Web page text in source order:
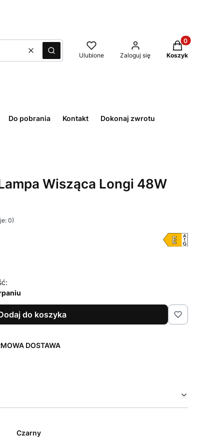
WyczyśćSzukaj Ulubione Zaloguj się
Produkty w
Koszyk
Do pobrania Kontakt Dokonaj zwrotu
Wisząca Longi 48W
0)
do koszyka
DOSTAWA
Czarny